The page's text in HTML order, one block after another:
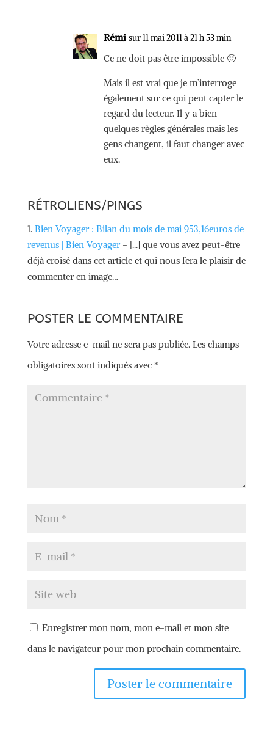
Rémi sur 11 mai 2011 à 21 h 53 min
Ce ne doit pas être impossible 🙂
Mais il est vrai que je m’interroge
également sur ce qui peut capter le
regard du lecteur. Il y a bien
quelques règles générales mais les
gens changent, il faut changer avec
eux.
RÉTROLIENS/PINGS
Bien Voyager : Bilan du mois de mai 953,16euros de
revenus | Bien Voyager- [...] que vous avez peut-être
déjà croisé dans cet article et qui nous fera le plaisir de
commenter en image…
POSTER LE COMMENTAIRE
Votre adresse e-mail ne sera pas publiée. Les champs
obligatoires sont indiqués avec *
Enregistrer mon nom, mon e-mail et mon site
dans le navigateur pour mon prochain commentaire.